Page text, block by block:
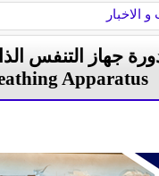
الاخبار
Apparatus)